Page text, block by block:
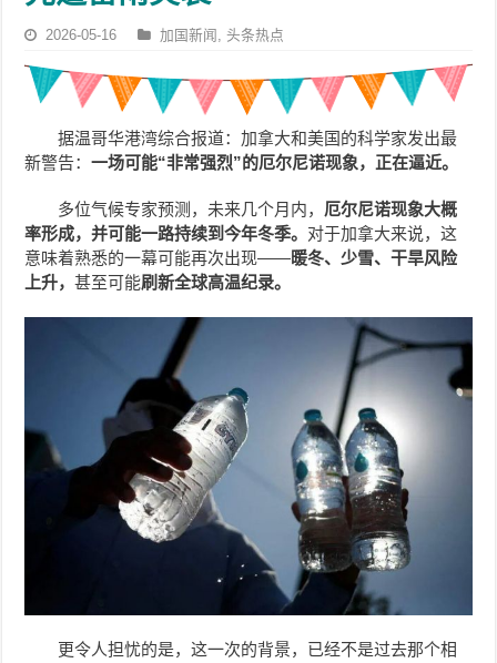
2026-05-16 加国新闻 ,头条热点
据温哥华港湾综合报道：加拿大和美国的科学家发出最
新警告：一场可能“非常强烈”的厄尔尼诺现象，正在逼近。
多位气候专家预测，未来几个月内， 厄尔尼诺现象大概
率形成，并可能一路持续到今年冬季。 对于加拿大来说，这
意味着熟悉的一幕可能再次出现——暖冬、少雪、干旱风险
上升，甚至可能刷新全球高温纪录。
更令人担忧的是，这一次的背景，已经不是过去那个相